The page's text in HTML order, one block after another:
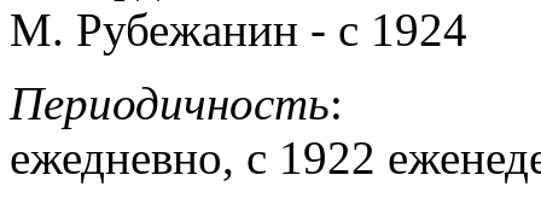
М. Рубежанин - с 1924
Периодичность:
ежедневно, с 1922